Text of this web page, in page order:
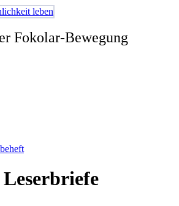
Fokolar-Bewegung
Leserbriefe